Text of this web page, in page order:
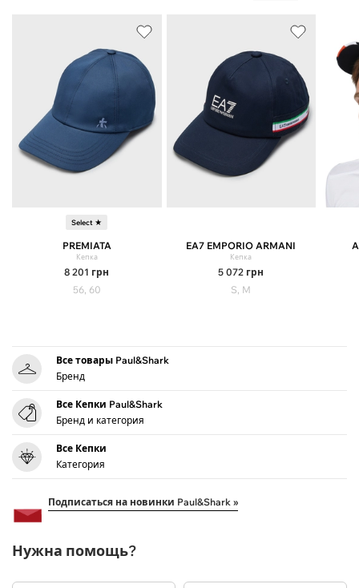
Select ★
PREMIATA
Кепка
8 201 грн
56, 60
EA7 EMPORIO ARMANI
Кепка
5 072 грн
S, M
Все товары Paul&Shark
Бренд
Все Кепки Paul&Shark
Бренд и категория
Все Кепки
Категория
Подписаться на новинки Paul&Shark »
Нужна помощь?